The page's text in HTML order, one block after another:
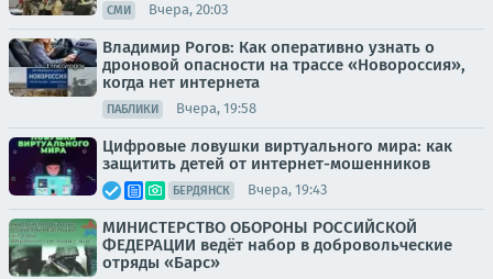
СМИ Вчера, 20:03
Владимир Рогов: Как оперативно узнать о
дроновой опасности на трассе «Новороссия»,
когда нет интернета
ПАБЛИКИ Вчера, 19:58
Цифровые ловушки виртуального мира: как
защитить детей от интернет-мошенников
БЕРДЯНСК Вчера, 19:43
МИНИСТЕРСТВО ОБОРОНЫ РОССИЙСКОЙ
ФЕДЕРАЦИИ ведёт набор в добровольческие
отряды «Барс»